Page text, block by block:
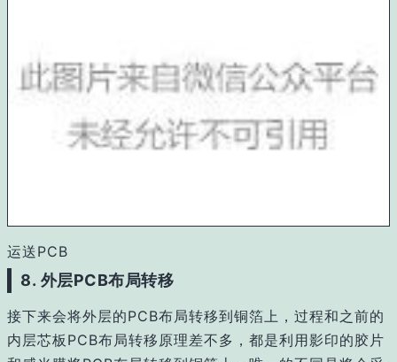
运送PCB
8. 外层PCB布局转移
接下来会将外层的PCB布局转移到铜箔上，过程和之前的
内层芯板PCB布局转移原理差不多，都是利用影印的胶片